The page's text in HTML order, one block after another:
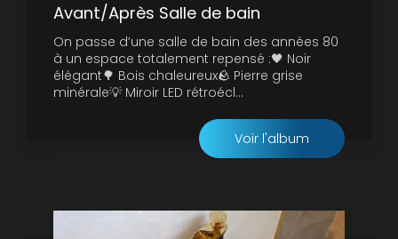
Avant/Après Salle de bain
On passe d’une salle de bain des années 80
à un espace totalement repensé :🖤 Noir
élégant🌳 Bois chaleureux🪨 Pierre grise
minérale💡 Miroir LED rétroécl...
Voir l'album